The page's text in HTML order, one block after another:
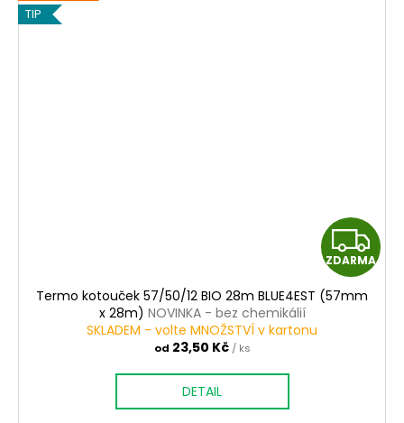
TIP
Z
D
ZDARMA
Termo kotouček 57/50/12 BIO 28m BLUE4EST (57mm
x 28m) NOVINKA - bez chemikálií
SKLADEM - volte MNOŽSTVÍ v kartonu
od 23,50 Kč / ks
DETAIL